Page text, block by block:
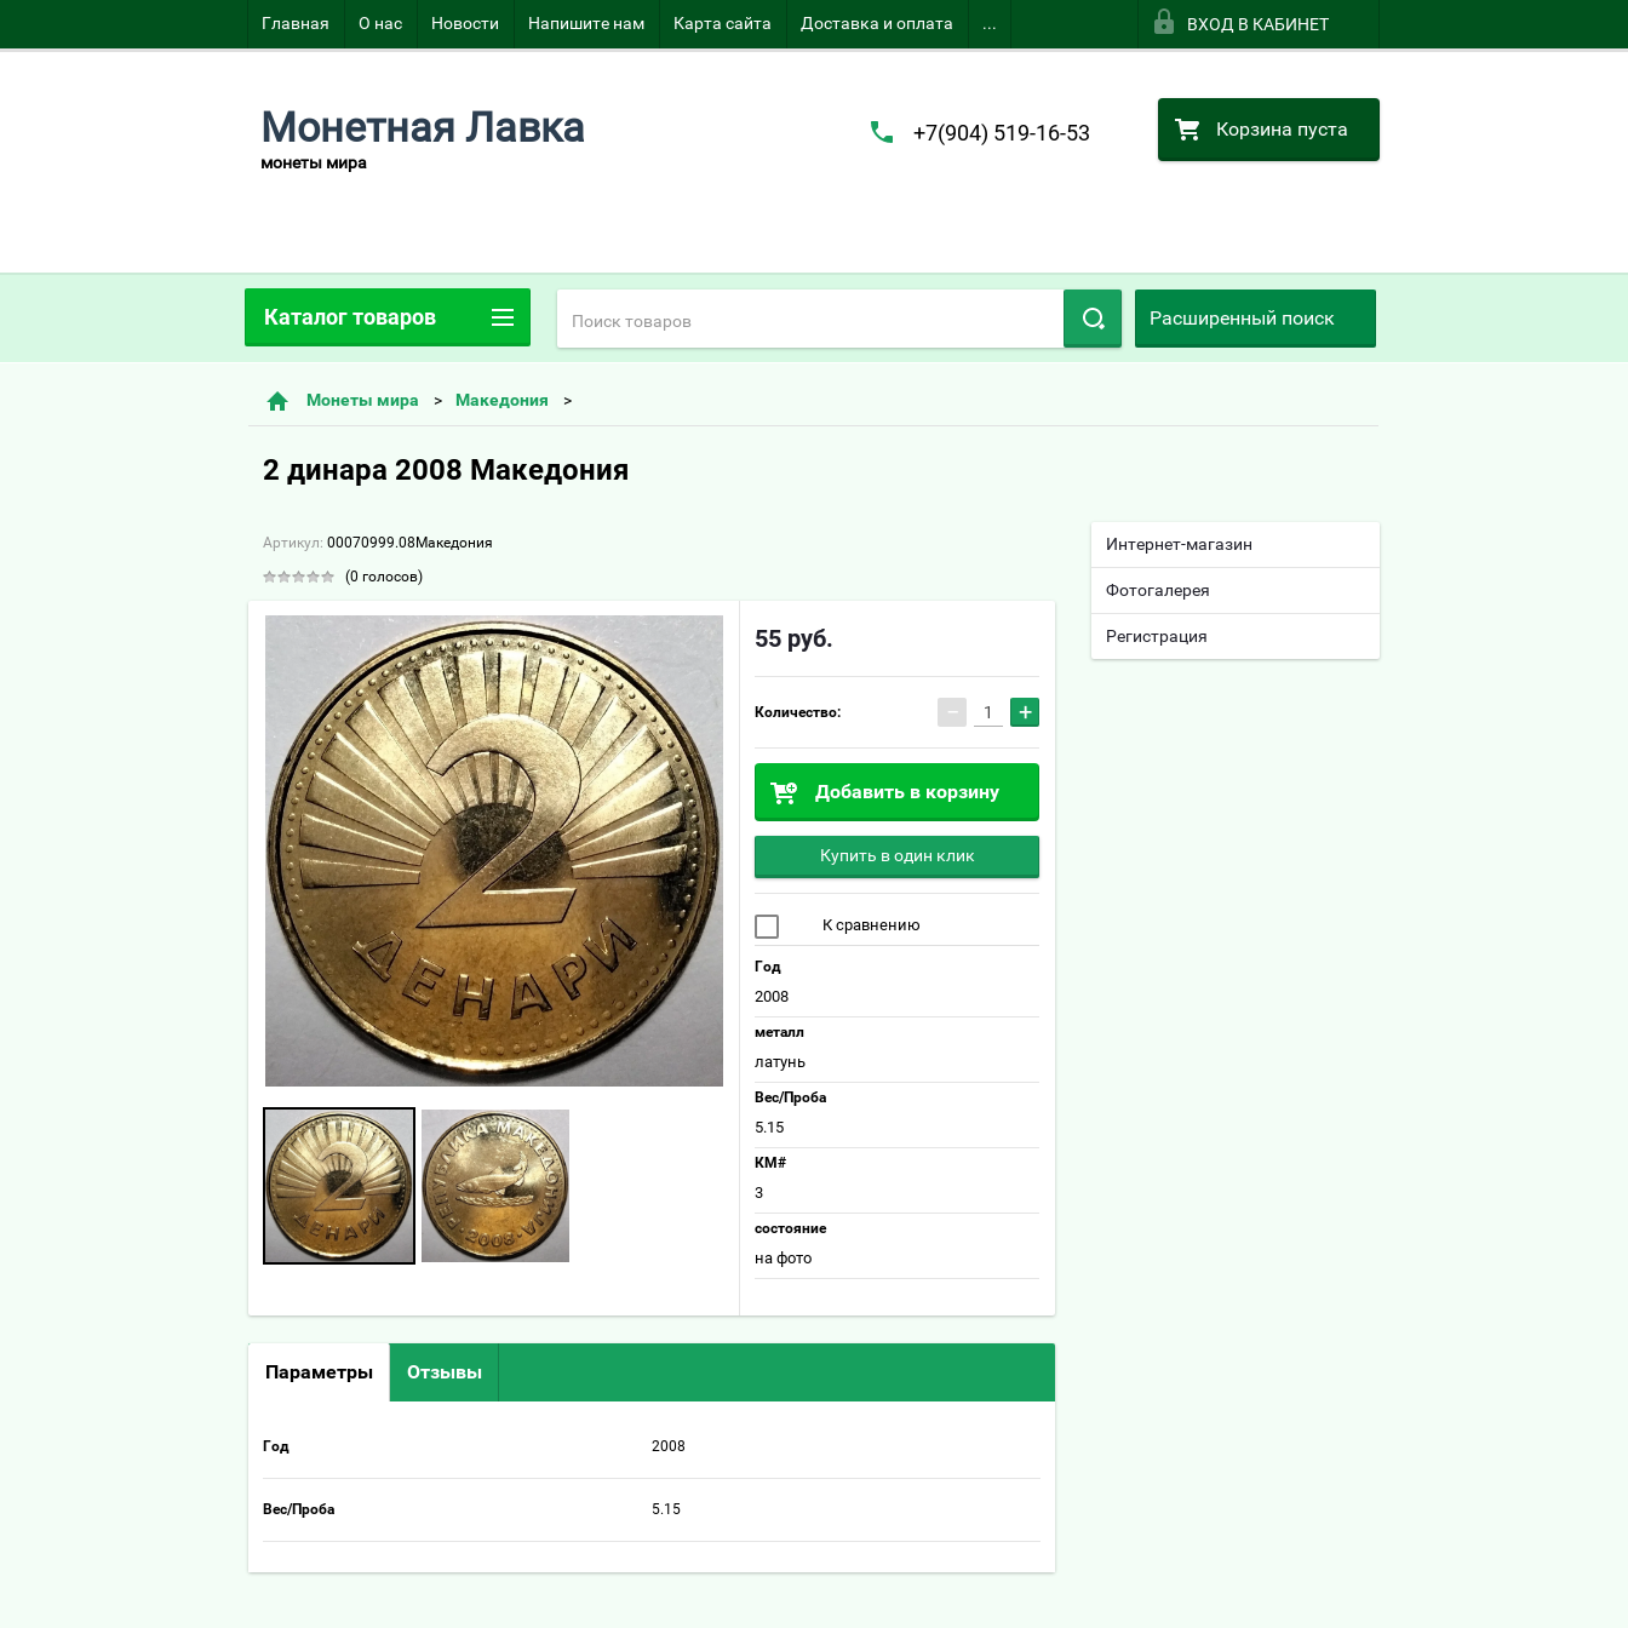
Главная О нас Новости Напишите нам Карта сайта Доставка и оплата ... ВХОД В КАБИНЕТ
Монетная Лавка
монеты мира
+7(904) 519-16-53 Корзина пуста
Расширенный поиск
Монеты мира Македония
2 динара 2008 Македония
Артикул: 00070999.08Македония
(0 голосов)
55 руб.
Количество: − +
Добавить в корзину
Купить в один клик
К сравнению
Год
2008
металл
латунь
Вес/Проба
5.15
КМ#
3
состояние
на фото
Параметры Отзывы
Год 2008
Вес/Проба 5.15
Каталог товаров
Интернет-магазин
Фотогалерея
Регистрация